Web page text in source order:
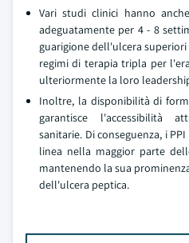
Vari studi clinici hanno
adeguatamente per 4 - 8
guarigione dell'ulcera
regimi di terapia tripla per
ulteriormente la loro
Inoltre, la disponibilità di
garantisce l'accessibilità
sanitarie. Di conseguenza, i
linea nella maggior parte
mantenendo la sua
dell'ulcera peptica.